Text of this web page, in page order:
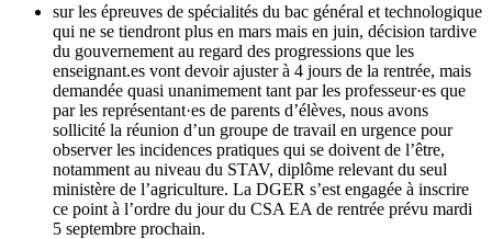
sur les épreuves de spécialités du bac général et technologique
qui ne se tiendront plus en mars mais en juin, décision tardive
du gouvernement au regard des progressions que les
enseignant.es vont devoir ajuster à 4 jours de la rentrée, mais
demandée quasi unanimement tant par les professeur·es que
par les représentant·es de parents d’élèves, nous avons
sollicité la réunion d’un groupe de travail en urgence pour
observer les incidences pratiques qui se doivent de l’être,
notamment au niveau du STAV, diplôme relevant du seul
ministère de l’agriculture. La DGER s’est engagée à inscrire
ce point à l’ordre du jour du CSA EA de rentrée prévu mardi
5 septembre prochain.